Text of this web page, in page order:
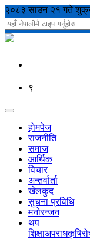
२०८३ साउन २१ गते
९
होमपेज
राजनीति
समाज
आर्थिक
विचार
अन्तर्वार्ता
खेलकुद
सुचना प्रविधि
मनोरन्जन
थप
शिक्षाअपराधकृषि